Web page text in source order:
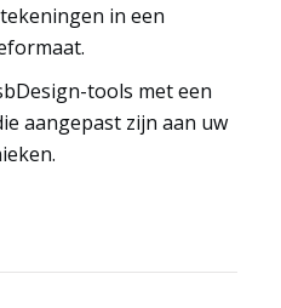
in een
tools met een
aangepast zijn aan uw